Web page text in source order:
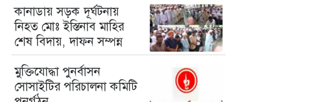
কানাডায় সড়ক দূর্ঘটনায়
নিহত মোঃ ইস্তিনাব মাহির
শেষ বিদায়, দাফন সম্পন্ন
মুক্তিযোদ্ধা পুনর্বাসন
সোসাইটির পরিচালনা কমিটি